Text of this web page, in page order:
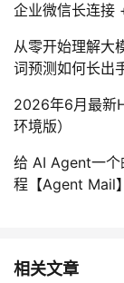
企业微信长连接
从零开始理解
词预测如何长出
2026年6月最新
环境版）
给 AI Agent一
程【Agent Mail】
相关文章